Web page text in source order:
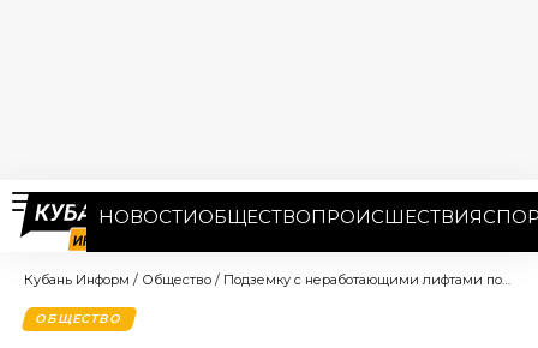
НОВОСТИОБЩЕСТВОПРОИСШЕСТВИЯ
Кубань Информ / Общество / Подземку с неработающими лифтами построили возле больницы Краснодара
ОБЩЕСТВО